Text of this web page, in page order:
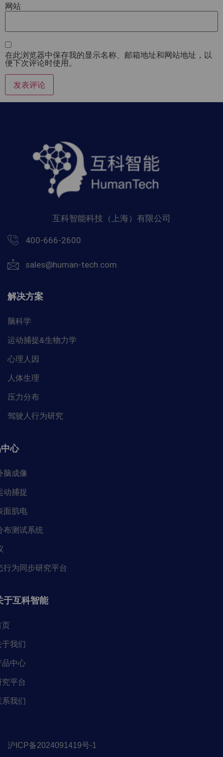
网站
在此浏览器中保存我的显示名称、邮箱地址和网站地址，以
便下次评论时使用。
互科智能科技（上海）有限公司
400-666-2600
sales@human-tech.com
解决方案
脑科学
运动捕捉&生物力学
心理人因
人体生理
压力分布
驾驶人行为研究
心
脑成像
动捕捉
面肌电
布测试系统
行为同步研究平台
于互科智能
页
于我们
品中心
平台
系我们
沪ICP备2024091419号-1